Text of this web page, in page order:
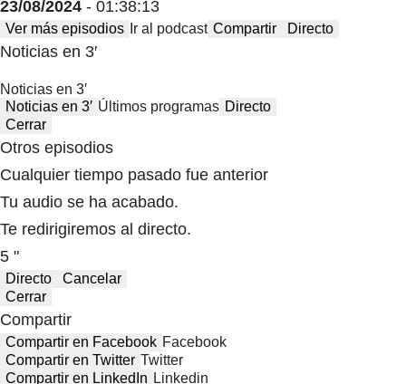
23/08/2024 - 01:38:13
Ver más episodios Ir al podcast Compartir Directo
Noticias en 3′
Noticias en 3′
Noticias en 3′ Últimos programas Directo
Cerrar
Otros episodios
Cualquier tiempo pasado fue anterior
Tu audio se ha acabado.
Te redirigiremos al directo.
5 "
Directo
Cancelar
Cerrar
Compartir
Compartir en Facebook Facebook
Compartir en Twitter Twitter
Compartir en LinkedIn Linkedin